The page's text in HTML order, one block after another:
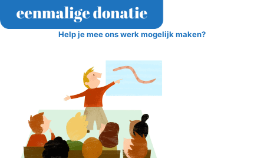
Help je mee ons werk mogelijk maken?